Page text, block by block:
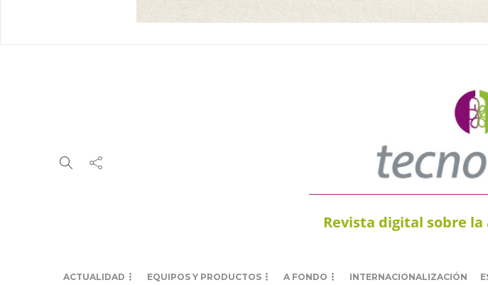
Revista digital sobre
ACTUALIDAD EQUIPOS Y PRODUCTOS A FONDO INTERNACIONALIZACIÓN